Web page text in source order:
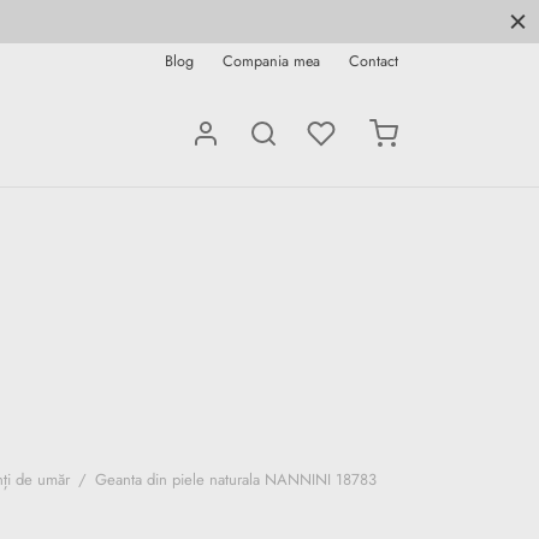
Blog Compania mea Contact
de umăr / Geanta din piele naturala NANNINI 18783